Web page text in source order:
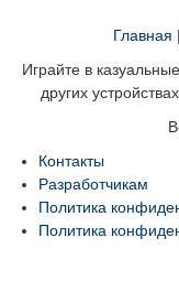
Главная |
Играйте в
других
Контакты
Разработчикам
Политика
Политика